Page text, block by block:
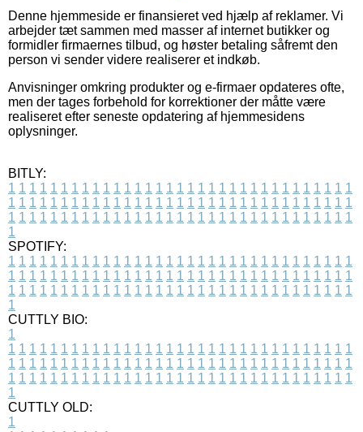
Denne hjemmeside er finansieret ved hjælp af reklamer. Vi
arbejder tæt sammen med masser af internet butikker og
formidler firmaernes tilbud, og høster betaling såfremt den
person vi sender videre realiserer et indkøb.
Anvisninger omkring produkter og e-firmaer opdateres ofte,
men der tages forbehold for korrektioner der måtte være
realiseret efter seneste opdatering af hjemmesidens
oplysninger.
BITLY:
1 1 1 1 1 1 1 1 1 1 1 1 1 1 1 1 1 1 1 1 1 1 1 1 1 1 1 1 1 1 1 1 1
1 1 1 1 1 1 1 1 1 1 1 1 1 1 1 1 1 1 1 1 1 1 1 1 1 1 1 1 1 1 1 1 1
1 1 1 1 1 1 1 1 1 1 1 1 1 1 1 1 1 1 1 1 1 1 1 1 1 1 1 1 1 1 1 1 1
1
SPOTIFY:
1 1 1 1 1 1 1 1 1 1 1 1 1 1 1 1 1 1 1 1 1 1 1 1 1 1 1 1 1 1 1 1 1
1 1 1 1 1 1 1 1 1 1 1 1 1 1 1 1 1 1 1 1 1 1 1 1 1 1 1 1 1 1 1 1 1
1 1 1 1 1 1 1 1 1 1 1 1 1 1 1 1 1 1 1 1 1 1 1 1 1 1 1 1 1 1 1 1 1
1
CUTTLY BIO:
1
1 1 1 1 1 1 1 1 1 1 1 1 1 1 1 1 1 1 1 1 1 1 1 1 1 1 1 1 1 1 1 1 1
1 1 1 1 1 1 1 1 1 1 1 1 1 1 1 1 1 1 1 1 1 1 1 1 1 1 1 1 1 1 1 1 1
1 1 1 1 1 1 1 1 1 1 1 1 1 1 1 1 1 1 1 1 1 1 1 1 1 1 1 1 1 1 1 1 1
1
CUTTLY OLD:
1